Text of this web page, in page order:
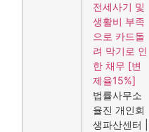
전세사기 및
생활비 부족
으로 카드돌
려 막기로 인
한 채무 [변
제율15%]
법률사무소
율진 개인회
생파산센터